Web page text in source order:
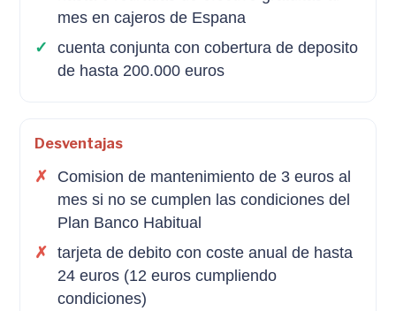
mes en cajeros de Espana
cuenta conjunta con cobertura de deposito
de hasta 200.000 euros
Desventajas
Comision de mantenimiento de 3 euros al
mes si no se cumplen las condiciones del
Plan Banco Habitual
tarjeta de debito con coste anual de hasta
24 euros (12 euros cumpliendo
condiciones)